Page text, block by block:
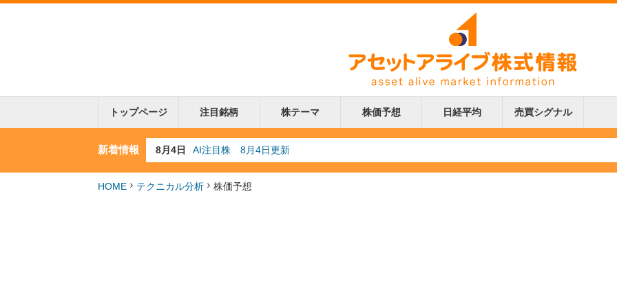
トップページ 注目銘柄 株テーマ 株価予想 日経平均 売買シグナル
新着情報 8月3日
人気業種注目株 8月3日更新
8月2日
金融注目株 8月2日更新
7月10日
半導体注目株 7月10日更新
HOME テクニカル分析 株価予想